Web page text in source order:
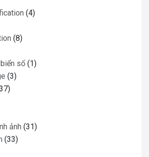
(4)
(8)
số (1)
(3)
ảnh (31)
(33)